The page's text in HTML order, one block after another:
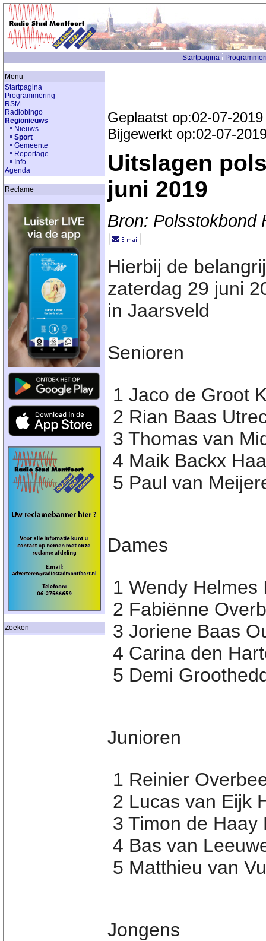
Startpagina
Menu
Startpagina
Programmering
RSM
Radiobingo
Regionieuws
Nieuws
Sport
Gemeente
Reportage
Info
Agenda
Reclame
Zoeken
Geplaatst op:02-07-2019
Bijgewerkt op:02-07-
Uitslagen
juni 2019
Bron: Polsstokbond
Hierbij de
zaterdag 29 juni
in Jaarsveld
Senioren
1 Jaco de Groot
2 Rian Baas
3 Thomas van
4 Maik Backx
5 Paul van
Dames
1 Wendy Helmes
2 Fabiënne
3 Joriene Baas
4 Carina den
5 Demi
Junioren
1 Reinier
2 Lucas van Eijk
3 Timon de Haay
4 Bas van
5 Matthieu van
Jongens